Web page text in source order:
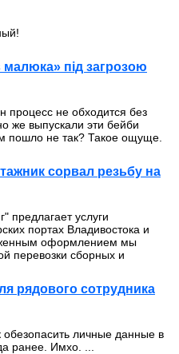
малюка» під загрозою
процесс не обходится без
же выпускали эти бейби
пошло не так? Такое ощуще.
сорвал резьбу на
предлагает услуги
портах Владивостока и
оформлением мы
перевозки сборных и
рядового сотрудника
обезопасить личные данные в
ранее. Имхо. ...